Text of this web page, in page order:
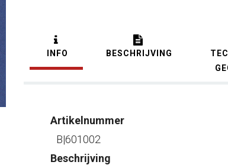
INFO BESCHRIJVING
Artikelnummer
B|601002
Beschrijving